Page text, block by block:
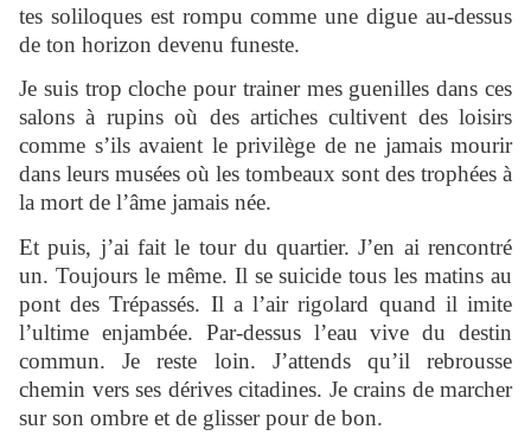
tes soliloques est rompu comme une digue au-dessus
de ton horizon devenu funeste.
Je suis trop cloche pour trainer mes guenilles dans ces
salons à rupins où des artiches cultivent des loisirs
comme s’ils avaient le privilège de ne jamais mourir
dans leurs musées où les tombeaux sont des trophées à
la mort de l’âme jamais née.
Et puis, j’ai fait le tour du quartier. J’en ai rencontré
un. Toujours le même. Il se suicide tous les matins au
pont des Trépassés. Il a l’air rigolard quand il imite
l’ultime enjambée. Par-dessus l’eau vive du destin
commun. Je reste loin. J’attends qu’il rebrousse
chemin vers ses dérives citadines. Je crains de marcher
sur son ombre et de glisser pour de bon.